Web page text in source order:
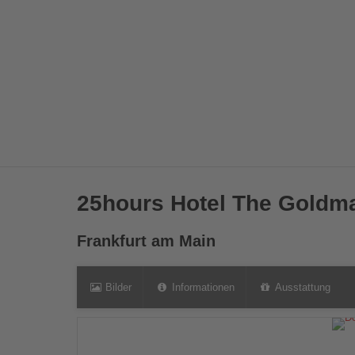
25hours Hotel The
Frankfurt am Main
Bilder Informationen Ausstattung